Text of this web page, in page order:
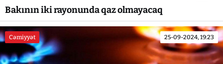
Bakının iki rayonunda qaz olmayacaq
Cəmiyyət 25-09-2024, 19:23